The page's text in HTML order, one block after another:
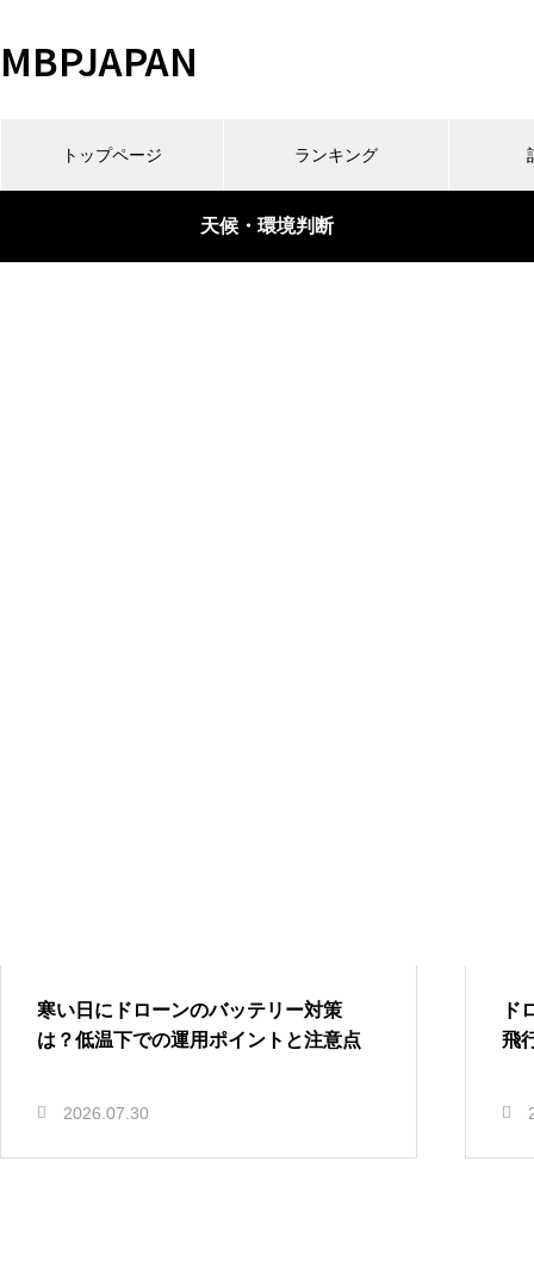
MBPJAPAN
トップページ ランキング
天候・環境判断
寒い日にドローンのバッテリー対策
は？低温下での運用ポイントと注意点
2026.07.30
ド
飛